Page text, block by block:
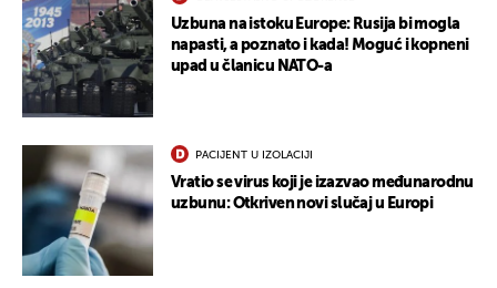
Uzbuna na istoku Europe: Rusija bi mogla
napasti, a poznato i kada! Moguć i kopneni
upad u članicu NATO-a
PACIJENT U IZOLACIJI
Vratio se virus koji je izazvao međunarodnu
uzbunu: Otkriven novi slučaj u Europi